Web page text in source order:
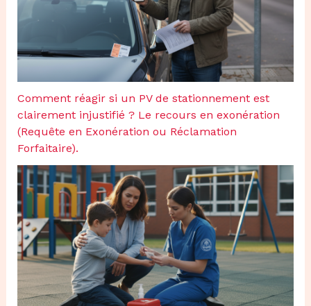
Comment réagir si un PV de stationnement est
clairement injustifié ? Le recours en exonération
(Requête en Exonération ou Réclamation
Forfaitaire).